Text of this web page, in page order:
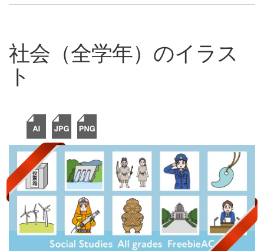
社会（全学年）のイラス
ト